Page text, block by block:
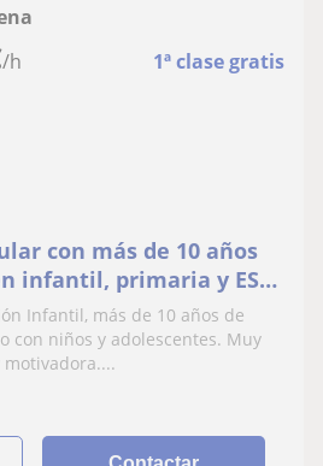
/h 1ª clase gratis
con más de 10 años
infantil, primaria y ESO.
y preparación de
y ordenada
Infantil, más de 10 años de
con niños y adolescentes. Muy